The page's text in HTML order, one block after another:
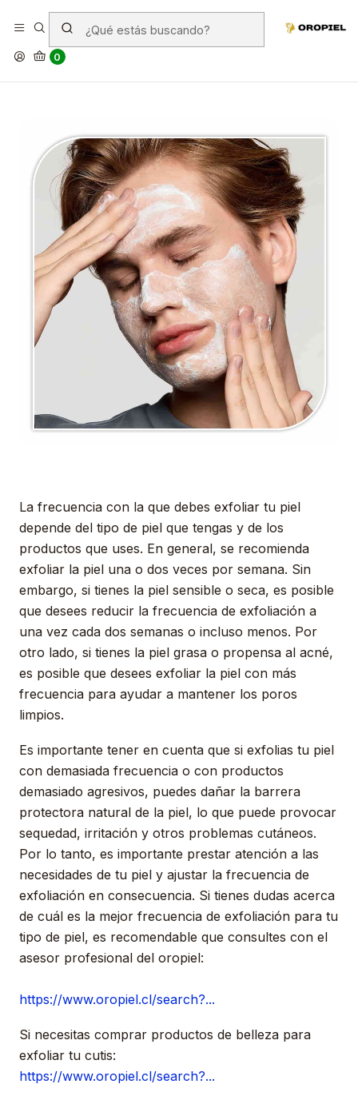
0
¿Cada cuanto tiempo debo
exfoliar mi piel?
La frecuencia con la que debes exfoliar tu piel
depende del tipo de piel que tengas y de los
productos que uses. En general, se recomienda
exfoliar la piel una o dos veces por semana. Sin
embargo, si tienes la piel sensible o seca, es posible
que desees reducir la frecuencia de exfoliación a
una vez cada dos semanas o incluso menos. Por
otro lado, si tienes la piel grasa o propensa al acné,
es posible que desees exfoliar la piel con más
frecuencia para ayudar a mantener los poros
limpios.
Es importante tener en cuenta que si exfolias tu piel
con demasiada frecuencia o con productos
demasiado agresivos, puedes dañar la barrera
protectora natural de la piel, lo que puede provocar
sequedad, irritación y otros problemas cutáneos.
Por lo tanto, es importante prestar atención a las
necesidades de tu piel y ajustar la frecuencia de
exfoliación en consecuencia. Si tienes dudas acerca
de cuál es la mejor frecuencia de exfoliación para tu
tipo de piel, es recomendable que consultes con el
asesor profesional del oropiel:
https://www.oropiel.cl/search?...
Si necesitas comprar productos de belleza para
exfoliar tu cutis:
https://www.oropiel.cl/search?...